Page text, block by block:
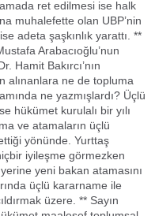
ret edilmesi ise halk
muhalefette olan UBP’nin
adeta şaşkınlık yarattı. **
Arabacıoğlu’nun
Hamit Bakırcı’nın
alınanlara ne de topluma
ne yazmışlardı? Üçlü
hükümet kurulalı bir yılı
ve atamaların üçlü
yönünde. Yurttaş
iyileşme görmezken
yeni bakan atamasını
üçlü kararname ile
üzere. ** Sayın